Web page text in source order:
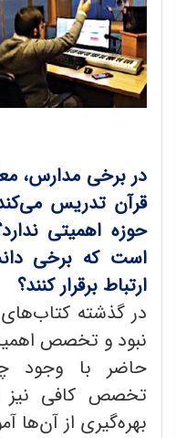
در برخی مدارس،
قرآن تدریس
حوزه اهمیتی
است که برخی
ارتباط برقرار کنند؟
در گذشته
نبود و تخصص
حاضر با وجود
تخصص کافی نیز
بهره‌گیری از آن‌ها